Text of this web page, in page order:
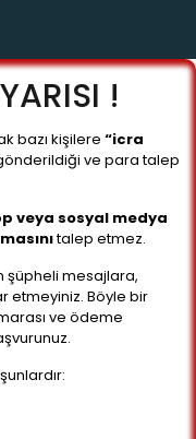
!
bazı kişilere “icra
ve para talep
veya sosyal medya
talep etmez.
şüpheli mesajlara,
etmeyiniz. Böyle bir
ve ödeme